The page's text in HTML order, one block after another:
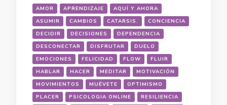
AMOR APRENDIZAJE
AQUÍ Y AHORA
ASUMIR
CAMBIOS CATARSIS.
CONCIENCIA
DECIDIR
DECISIONES
DEPENDENCIA
DESCONECTAR
DISFRUTAR
DUELO
EMOCIONES
FELICIDAD FLOW
FLUIR
HABLAR
HACER MEDITAR
MOTIVACIÓN
MOVIMIENTOS
MUÉVETE
OPTIMISMO
PLACER
PSICOLOGIA ONLINE
RESILIENCIA